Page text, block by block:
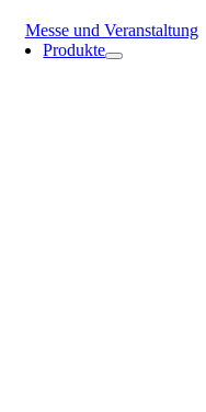
Messe und Veranstaltung
Produkte